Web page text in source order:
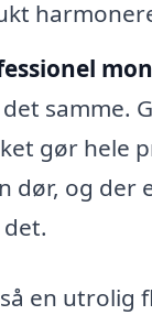
samme.
gør hele
dør, og
en utrolig